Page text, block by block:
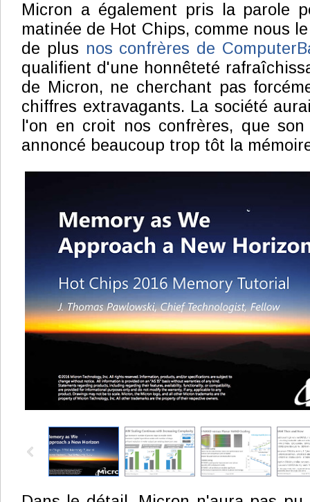
Micron a également pris la parole
matinée de Hot Chips, comme nous
de plus nos confrères de
qualifient d'une honnêteté
de Micron, ne cherchant pas
chiffres extravagants. La société
l'on en croit nos confrères, que
annoncé beaucoup trop tôt la